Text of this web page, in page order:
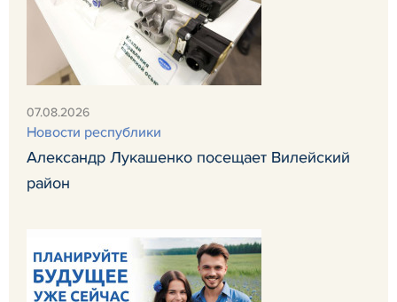
07.08.2026
Новости республики
Александр Лукашенко посещает Вилейский
район